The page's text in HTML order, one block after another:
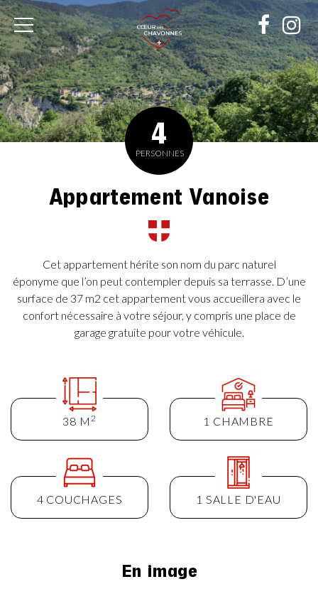
Cœur
des
Chavonnes
4
PERSONNES
Appartement Vanoise
Cet appartement hérite son nom du parc naturel
éponyme que l’on peut contempler depuis sa terrasse. D’une
surface de 37 m2 cet appartement vous accueillera avec le
confort nécessaire à votre séjour, y compris une place de
garage gratuite pour votre véhicule.
38 M 2 1 CHAMBRE
4 COUCHAGES 1 SALLE D'EAU
En image